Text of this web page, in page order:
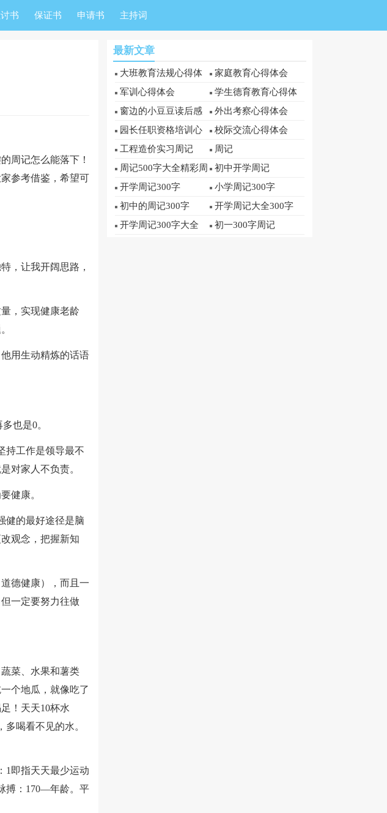
书 保证书 申请书 主持词
周记怎么能落下！
参考借鉴，希望可
，让我开阔思路，
，实现健康老龄
用生动精炼的话语
也是0。
工作是领导最不
对家人不负责。
健康。
的最好途径是脑
观念，把握新知
德健康），而且一
一定要努力往做
菜、水果和薯类
个地瓜，就像吃了
！天天10杯水
喝看不见的水。
即指天天最少运动
搏：170—年龄。平
最新文章
大班教育法规心得体
会
家庭教育心得体会
军训心得体会
学生德育教育心得体
会
窗边的小豆豆读后感
外出考察心得体会
园长任职资格培训心
得体会
校际交流心得体会
工程造价实习周记
周记
周记500字大全精彩周
记
初中开学周记
开学周记300字
小学周记300字
初中的周记300字
开学周记大全300字
开学周记300字大全
初一300字周记